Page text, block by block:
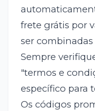
frete grátis por
ser
Sempre
"termos e
específico para
Os códigos